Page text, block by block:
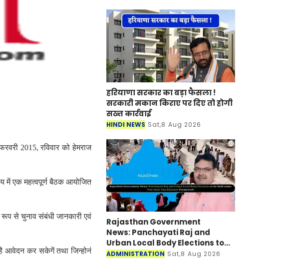
2015, रविवार को हेमराज
में एक महत्वपूर्ण बैठक आयोजित
रूप से चुनाव संबंधी जानकारी एवं
है आवेदन कर सकेगें तथा जिन्होनं
11.08.2
हरियाणा सरकार का बड़ा फैसला !
सरकारी मकान किराए पर दिए तो होगी
सख्त कार्रवाई
HINDI NEWS Sat,8 Aug 2026
Rajasthan Government
News: Panchayati Raj and
Urban Local Body Elections to
be Held under 'One State-One
ADMINISTRATION Sat,8 Aug 2026